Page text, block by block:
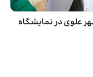
علوی در نمایشگاه